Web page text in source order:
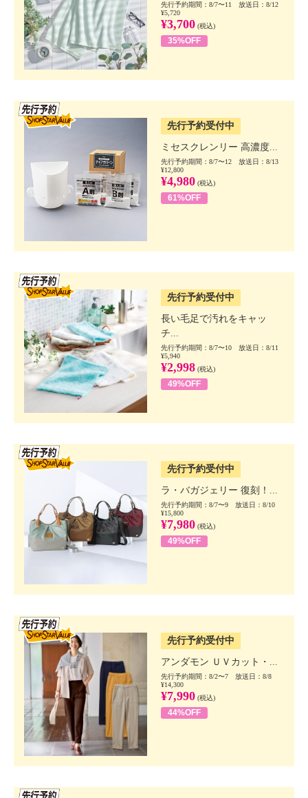
先行予約期間：8/7〜11 放送日：8/12
¥5,720
¥3,700 (税込)
35%OFF
先行予約受付中
ミセスクレンリー 高濃度...
先行予約期間：8/7〜12 放送日：8/13
¥12,800
¥4,980 (税込)
61%OFF
先行予約受付中
長い毛足で汚れをキャッ
チ...
先行予約期間：8/7〜10 放送日：8/11
¥5,940
¥2,998 (税込)
49%OFF
先行予約受付中
ラ・バガジェリー 復刻！...
先行予約期間：8/7〜9 放送日：8/10
¥15,800
¥7,980 (税込)
49%OFF
先行予約受付中
アンダモン ＵＶカット・...
先行予約期間：8/2〜7 放送日：8/8
¥14,300
¥7,990 (税込)
44%OFF